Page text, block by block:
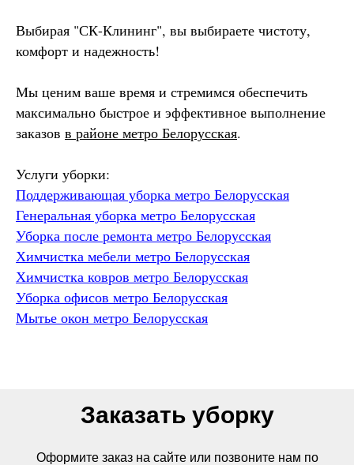
Выбирая "СК-Клининг", вы выбираете чистоту,
комфорт и надежность!
Мы ценим ваше время и стремимся обеспечить
максимально быстрое и эффективное выполнение
заказов в районе метро Белорусская.
Услуги уборки:
Поддерживающая уборка метро Белорусская
Генеральная уборка метро Белорусская
Уборка после ремонта метро Белорусская
Химчистка мебели метро Белорусская
Химчистка ковров метро Белорусская
Уборка офисов метро Белорусская
Мытье окон метро Белорусская
Заказать уборку
Оформите заказ на сайте или позвоните нам по